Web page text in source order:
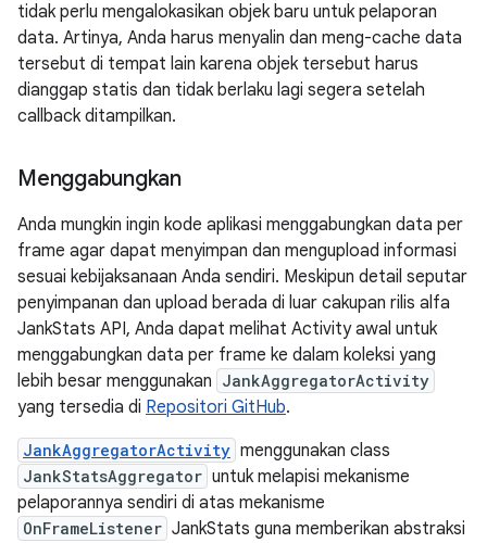
tidak perlu mengalokasikan objek baru untuk pelaporan
data. Artinya, Anda harus menyalin dan meng-cache data
tersebut di tempat lain karena objek tersebut harus
dianggap statis dan tidak berlaku lagi segera setelah
callback ditampilkan.
Menggabungkan
Anda mungkin ingin kode aplikasi menggabungkan data per
frame agar dapat menyimpan dan mengupload informasi
sesuai kebijaksanaan Anda sendiri. Meskipun detail seputar
penyimpanan dan upload berada di luar cakupan rilis alfa
JankStats API, Anda dapat melihat Activity awal untuk
menggabungkan data per frame ke dalam koleksi yang
lebih besar menggunakan JankAggregatorActivity
yang tersedia di Repositori GitHub.
JankAggregatorActivity menggunakan class
JankStatsAggregator untuk melapisi mekanisme
pelaporannya sendiri di atas mekanisme
OnFrameListener JankStats guna memberikan abstraksi